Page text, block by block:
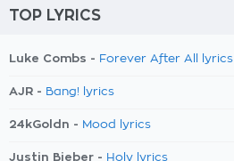
TOP LYRICS
Luke Combs - Forever After All lyrics
AJR - Bang! lyrics
24kGoldn - Mood lyrics
Justin Bieber - Holy lyrics